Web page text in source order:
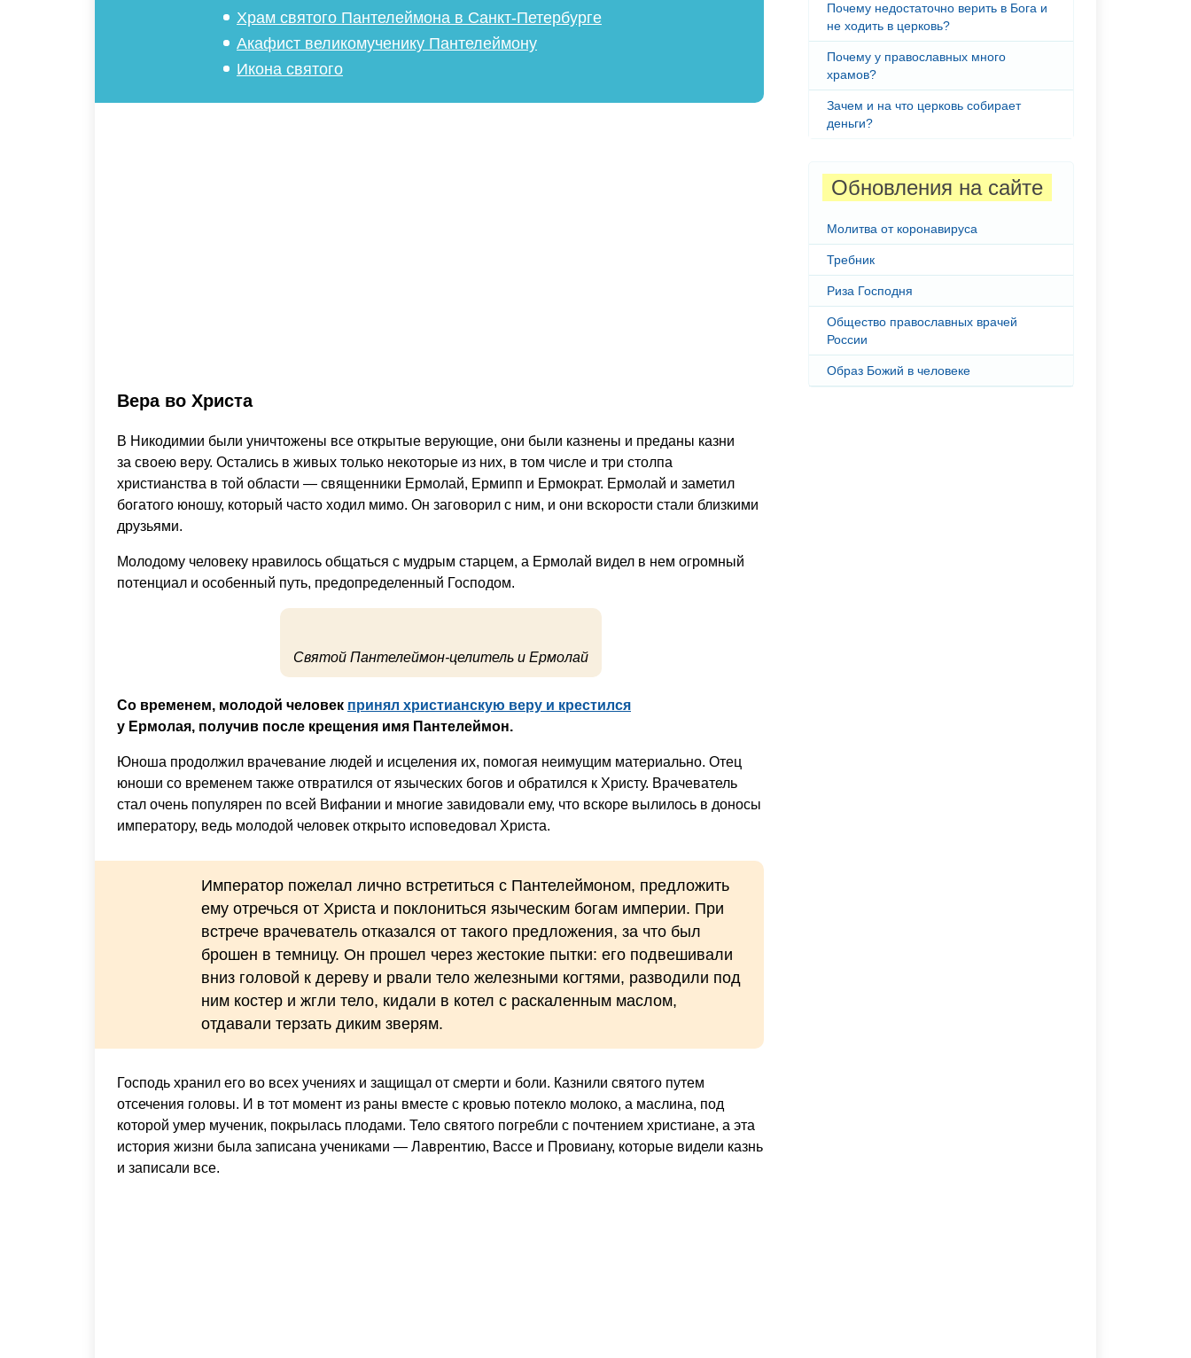
Храм святого Пантелеймона в Санкт-Петербурге
Акафист великомученику Пантелеймону
Икона святого
Вера во Христа
В Никодимии были уничтожены все открытые верующие, они были казнены и преданы казни
за своею веру. Остались в живых только некоторые из них, в том числе и три столпа
христианства в той области — священники Ермолай, Ермипп и Ермократ. Ермолай и заметил
богатого юношу, который часто ходил мимо. Он заговорил с ним, и они вскорости стали близкими
друзьями.
Молодому человеку нравилось общаться с мудрым старцем, а Ермолай видел в нем огромный
потенциал и особенный путь, предопределенный Господом.
Святой Пантелеймон-целитель и Ермолай
Со временем, молодой человек принял христианскую веру и крестился
у Ермолая, получив после крещения имя Пантелеймон.
Юноша продолжил врачевание людей и исцеления их, помогая неимущим материально. Отец
юноши со временем также отвратился от языческих богов и обратился к Христу. Врачеватель
стал очень популярен по всей Вифании и многие завидовали ему, что вскоре вылилось в доносы
императору, ведь молодой человек открыто исповедовал Христа.
Император пожелал лично встретиться с Пантелеймоном, предложить
ему отречься от Христа и поклониться языческим богам империи. При
встрече врачеватель отказался от такого предложения, за что был
брошен в темницу. Он прошел через жестокие пытки: его подвешивали
вниз головой к дереву и рвали тело железными когтями, разводили под
ним костер и жгли тело, кидали в котел с раскаленным маслом,
отдавали терзать диким зверям.
Господь хранил его во всех учениях и защищал от смерти и боли. Казнили святого путем
отсечения головы. И в тот момент из раны вместе с кровью потекло молоко, а маслина, под
которой умер мученик, покрылась плодами. Тело святого погребли с почтением христиане, а эта
история жизни была записана учениками — Лаврентию, Вассе и Провиану, которые видели казнь
и записали все.
Почему недостаточно верить в Бога и
не ходить в церковь?
Почему у православных много
храмов?
Зачем и на что церковь собирает
деньги?
Обновления на сайте
Молитва от коронавируса
Требник
Риза Господня
Общество православных врачей
России
Образ Божий в человеке